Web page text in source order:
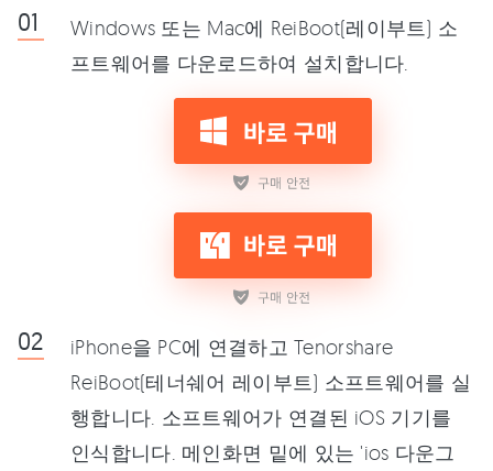
Windows 또는 Mac에 ReiBoot(레이부트) 소
프트웨어를 다운로드하여 설치합니다.
iPhone을 PC에 연결하고 Tenorshare
ReiBoot(테너쉐어 레이부트) 소프트웨어를 실
행합니다. 소프트웨어가 연결된 iOS 기기를
인식합니다. 메인화면 밑에 있는 'ios 다운그